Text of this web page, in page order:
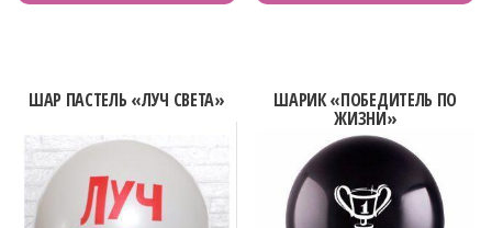
ШАР ПАСТЕЛЬ «ЛУЧ СВЕТА» ШАРИК «ПОБЕДИТЕЛЬ ПО
ЖИЗНИ»